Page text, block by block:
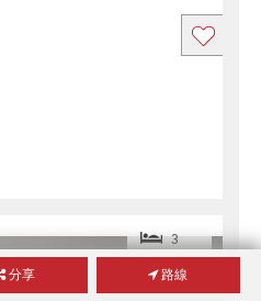
3
分享 路線